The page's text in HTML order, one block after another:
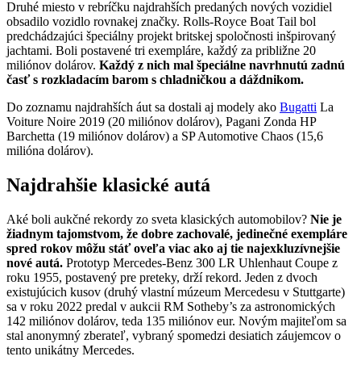
Druhé miesto v rebríčku najdrahších predaných nových vozidiel
obsadilo vozidlo rovnakej značky. Rolls-Royce Boat Tail bol
predchádzajúci špeciálny projekt britskej spoločnosti inšpirovaný
jachtami. Boli postavené tri exempláre, každý za približne 20
miliónov dolárov. Každý z nich mal špeciálne navrhnutú zadnú
časť s rozkladacím barom s chladničkou a dáždnikom.
Do zoznamu najdrahších áut sa dostali aj modely ako Bugatti La
Voiture Noire 2019 (20 miliónov dolárov), Pagani Zonda HP
Barchetta (19 miliónov dolárov) a SP Automotive Chaos (15,6
milióna dolárov).
Najdrahšie klasické autá
Aké boli aukčné rekordy zo sveta klasických automobilov? Nie je
žiadnym tajomstvom, že dobre zachovalé, jedinečné exempláre
spred rokov môžu stáť oveľa viac ako aj tie najexkluzívnejšie
nové autá. Prototyp Mercedes-Benz 300 LR Uhlenhaut Coupe z
roku 1955, postavený pre preteky, drží rekord. Jeden z dvoch
existujúcich kusov (druhý vlastní múzeum Mercedesu v Stuttgarte)
sa v roku 2022 predal v aukcii RM Sotheby’s za astronomických
142 miliónov dolárov, teda 135 miliónov eur. Novým majiteľom sa
stal anonymný zberateľ, vybraný spomedzi desiatich záujemcov o
tento unikátny Mercedes.